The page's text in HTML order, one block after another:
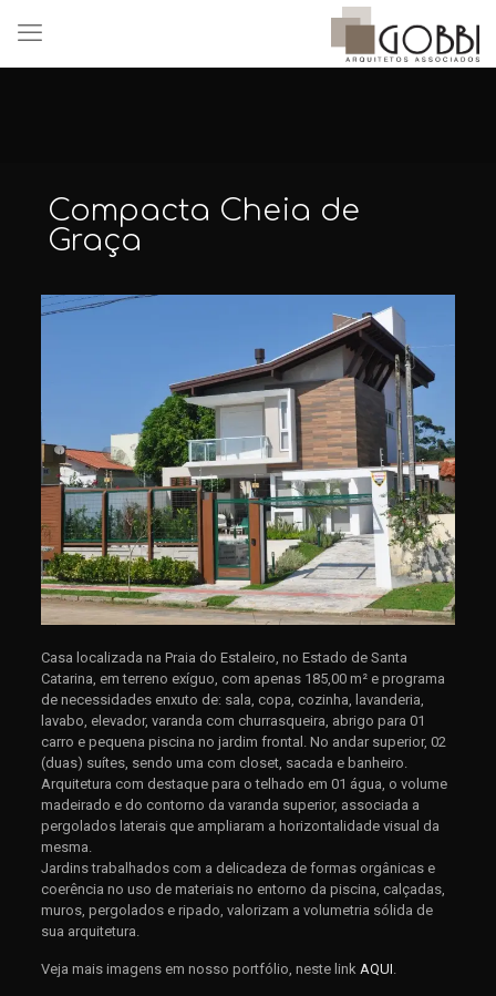
Compacta Cheia de
Graça
Casa localizada na Praia do Estaleiro, no Estado de Santa
Catarina, em terreno exíguo, com apenas 185,00 m² e programa
de necessidades enxuto de: sala, copa, cozinha, lavanderia,
lavabo, elevador, varanda com churrasqueira, abrigo para 01
carro e pequena piscina no jardim frontal. No andar superior, 02
(duas) suítes, sendo uma com closet, sacada e banheiro.
Arquitetura com destaque para o telhado em 01 água, o volume
madeirado e do contorno da varanda superior, associada a
pergolados laterais que ampliaram a horizontalidade visual da
mesma.
Jardins trabalhados com a delicadeza de formas orgânicas e
coerência no uso de materiais no entorno da piscina, calçadas,
muros, pergolados e ripado, valorizam a volumetria sólida de
sua arquitetura.
Veja mais imagens em nosso portfólio, neste link AQUI